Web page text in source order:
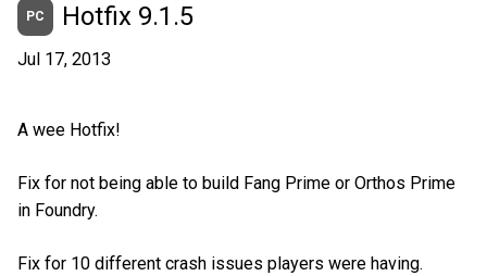
PC Hotfix 9.1.5
Jul 17, 2013
A wee Hotfix!
Fix for not being able to build Fang Prime or Orthos Prime
in Foundry.
Fix for 10 different crash issues players were having.